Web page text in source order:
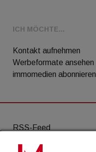
ICH MÖCHTE...
Kontakt aufnehmen
Werbeformate ansehen
immomedien abonnieren
RSS-Feed
AGB